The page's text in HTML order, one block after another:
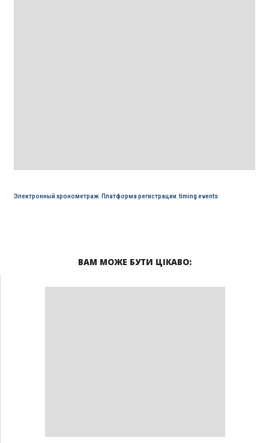
Электронный хронометраж, Платформа регистрации,timing events
ВАМ МОЖЕ БУТИ ЦІКАВО: